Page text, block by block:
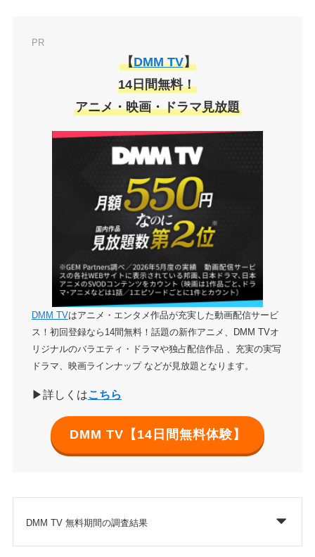
PR
【DMM TV】
14日間無料！
アニメ・映画・ドラマ見放題
DMM TVはアニメ・エンタメ作品が充実した動画配信サービ
ス！初回登録なら14間無料！話題の新作アニメ、DMM TVオ
リジナルのバラエティ・ドラマや独占配信作品 、充実の実写
ドラマ、映画ラインナップ などが見放題となります。
▶詳しくはこちら
DMM TV【14日間無料体験】
DMM TV 無料期間の調査結果